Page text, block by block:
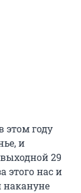
этом году
и
29
этого нас и
накануне